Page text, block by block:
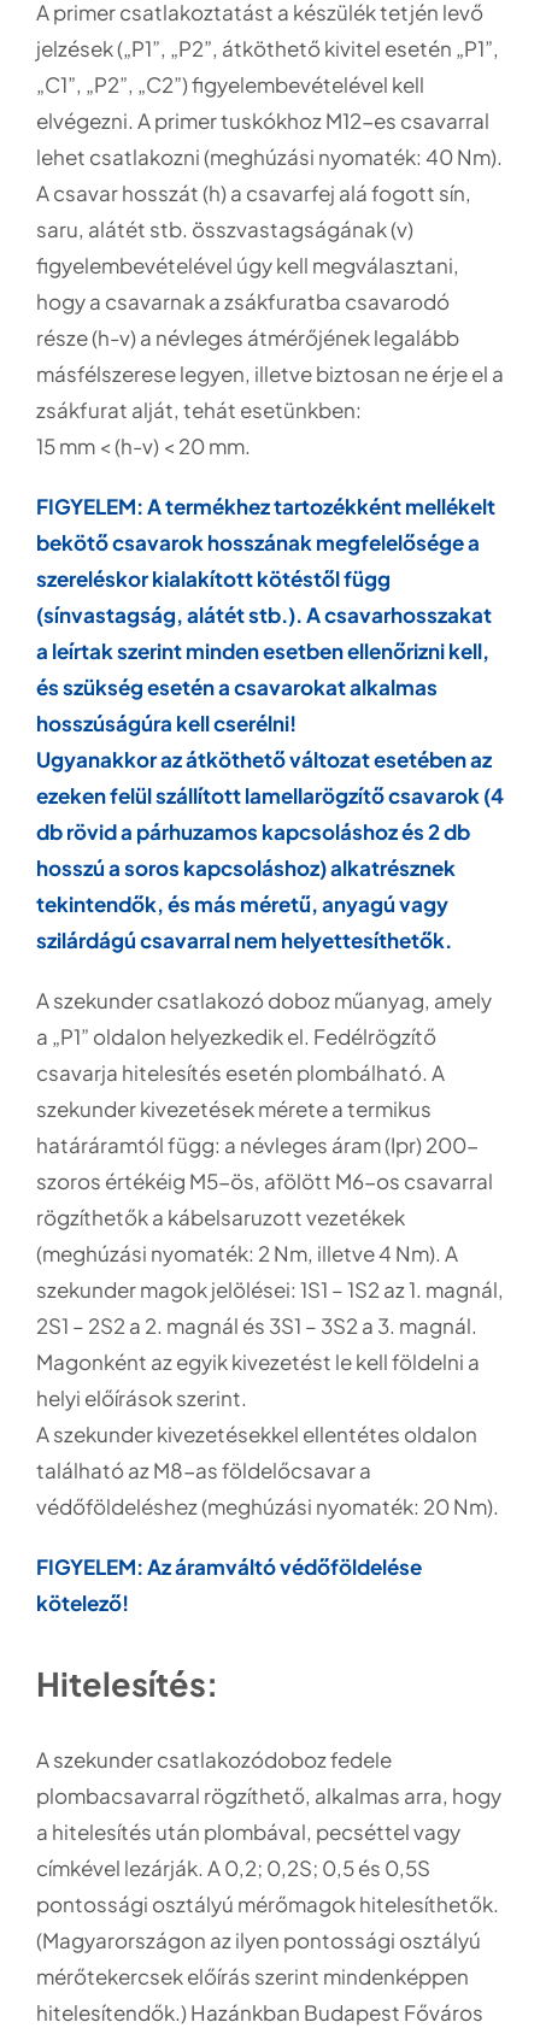
A primer csatlakoztatást a készülék tetjén levő
jelzések („P1”, „P2”, átköthető kivitel esetén „P1”,
„C1”, „P2”, „C2”) figyelembevételével kell
elvégezni. A primer tuskókhoz M12-es csavarral
lehet csatlakozni (meghúzási nyomaték: 40 Nm).
A csavar hosszát (h) a csavarfej alá fogott sín,
saru, alátét stb. összvastagságának (v)
figyelembevételével úgy kell megválasztani,
hogy a csavarnak a zsákfuratba csavarodó
része (h-v) a névleges átmérőjének legalább
másfélszerese legyen, illetve biztosan ne érje el a
zsákfurat alját, tehát esetünkben:
15 mm < (h-v) < 20 mm.
FIGYELEM: A termékhez tartozékként mellékelt
bekötő csavarok hosszának megfelelősége a
szereléskor kialakított kötéstől függ
(sínvastagság, alátét stb.). A csavarhosszakat
a leírtak szerint minden esetben ellenőrizni kell,
és szükség esetén a csavarokat alkalmas
hosszúságúra kell cserélni!
Ugyanakkor az átköthető változat esetében az
ezeken felül szállított lamellarögzítő csavarok (4
db rövid a párhuzamos kapcsoláshoz és 2 db
hosszú a soros kapcsoláshoz) alkatrésznek
tekintendők, és más méretű, anyagú vagy
szilárdágú csavarral nem helyettesíthetők.
A szekunder csatlakozó doboz műanyag, amely
a „P1” oldalon helyezkedik el. Fedélrögzítő
csavarja hitelesítés esetén plombálható. A
szekunder kivezetések mérete a termikus
határáramtól függ: a névleges áram (Ipr) 200-
szoros értékéig M5-ös, afölött M6-os csavarral
rögzíthetők a kábelsaruzott vezetékek
(meghúzási nyomaték: 2 Nm, illetve 4 Nm). A
szekunder magok jelölései: 1S1 – 1S2 az 1. magnál,
2S1 – 2S2 a 2. magnál és 3S1 – 3S2 a 3. magnál.
Magonként az egyik kivezetést le kell földelni a
helyi előírások szerint.
A szekunder kivezetésekkel ellentétes oldalon
található az M8-as földelőcsavar a
védőföldeléshez (meghúzási nyomaték: 20 Nm).
FIGYELEM: Az áramváltó védőföldelése
kötelező!
Hitelesítés:
A szekunder csatlakozódoboz fedele
plombacsavarral rögzíthető, alkalmas arra, hogy
a hitelesítés után plombával, pecséttel vagy
címkével lezárják. A 0,2; 0,2S; 0,5 és 0,5S
pontossági osztályú mérőmagok hitelesíthetők.
(Magyarországon az ilyen pontossági osztályú
mérőtekercsek előírás szerint mindenképpen
hitelesítendők.) Hazánkban Budapest Főváros